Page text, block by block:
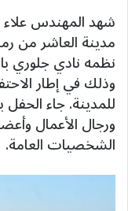
شهد المهندس
مدينة العاشر من
نظمه نادي جلوري
وذلك في إطار
للمدينة. جاء
ورجال الأعمال
الشخصيات العامة.